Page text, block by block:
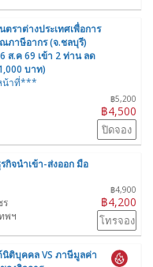
ตราต่างประเทศเพื่อการ
าษีอากร (จ.ชลบุรี)
ส.ค 69 เข้า 2 ท่าน ลด
บาท)
น้าที่***
฿5,200
฿4,500
ปิดจอง
กิจนำเข้า-ส่งออก มือ
฿4,900
฿4,200
ร
พฯ
โทรจอง
นิติบุคคล VS ภาษีมูลค่า